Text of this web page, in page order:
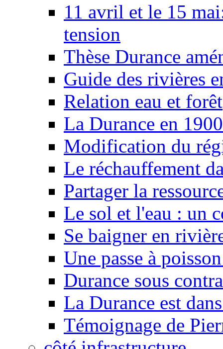
11 avril et le 15
tension
Thèse Durance
Guide des rivières
Relation eau et forêt
La Durance en 1900
Modification du
Le réchauffement
Partager la
Le sol et l'eau : un
Se baigner en
Une passe à
Durance sous
La Durance est
Témoignage de